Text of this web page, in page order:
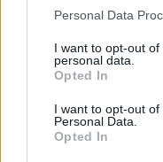
Please note that this
not limited to your visit
grant or deny consent
use your data for
consent section.
Personal Data
I want to opt-out
personal data.
Opted In
I want to opt-out
Personal Data.
Opted In
X-62A VISTA
νοημοσύνη στο
αυτόνομων